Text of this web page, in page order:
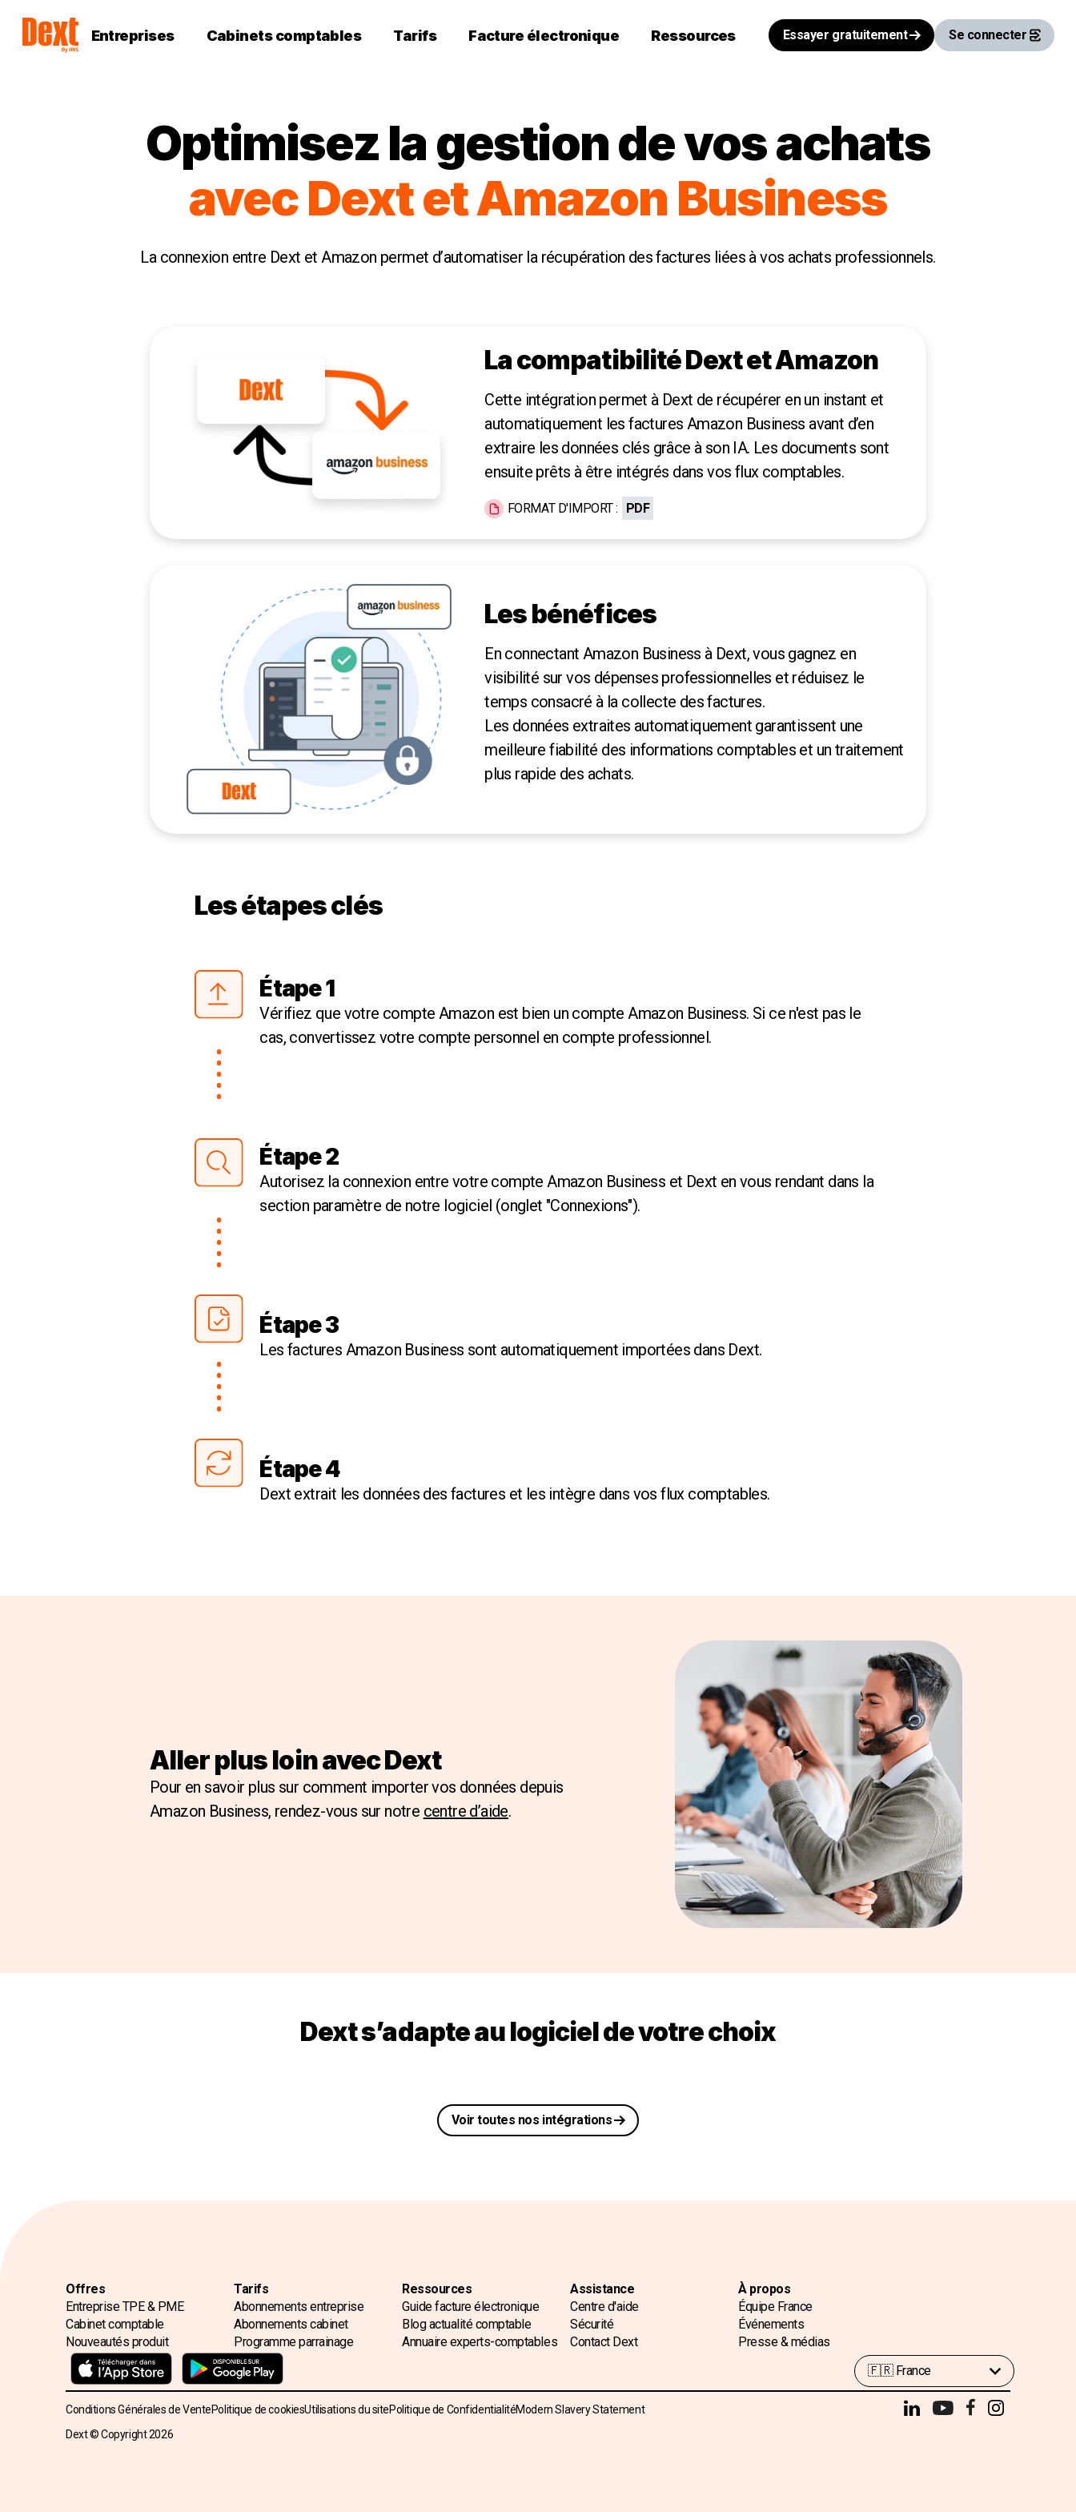
Entreprises Cabinets comptables Tarifs Facture électronique Ressources Essayer gratuitement Se connecter
Optimisez la gestion de vos achats
avec Dext et Amazon Business
La connexion entre Dext et Amazon permet d’automatiser la récupération des factures liées à vos achats professionnels.
La compatibilité Dext et Amazon
Cette intégration permet à Dext de récupérer en un instant et
automatiquement les factures Amazon Business avant d’en
extraire les données clés grâce à son IA. Les documents sont
ensuite prêts à être intégrés dans vos flux comptables.
FORMAT D'IMPORT : PDF
Les bénéfices
En connectant Amazon Business à Dext, vous gagnez en
visibilité sur vos dépenses professionnelles et réduisez le
temps consacré à la collecte des factures.
Les données extraites automatiquement garantissent une
meilleure fiabilité des informations comptables et un traitement
plus rapide des achats.
Les étapes clés
Étape 1
Vérifiez que votre compte Amazon est bien un compte Amazon Business. Si ce n'est pas le
cas, convertissez votre compte personnel en compte professionnel.
Étape 2
Autorisez la connexion entre votre compte Amazon Business et Dext en vous rendant dans la
section paramètre de notre logiciel (onglet "Connexions").
Étape 3
Les factures Amazon Business sont automatiquement importées dans Dext.
Étape 4
Dext extrait les données des factures et les intègre dans vos flux comptables.
Aller plus loin avec Dext
Pour en savoir plus sur comment importer vos données depuis
Amazon Business, rendez-vous sur notre centre d’aide.
Dext s’adapte au logiciel de votre choix
Voir toutes nos intégrations
Offres
Entreprise TPE & PME
Cabinet comptable
Nouveautés produit
Tarifs
Abonnements entreprise
Abonnements cabinet
Programme parrainage
Ressources
Guide facture électronique
Blog actualité comptable
Annuaire experts-comptables
Assistance
Centre d'aide
Sécurité
Contact Dext
À propos
Équipe France
Événements
Presse & médias
Conditions Générales de VentePolitique de cookiesUtilisations du sitePolitique de ConfidentialitéModern Slavery Statement
Dext © Copyright2026